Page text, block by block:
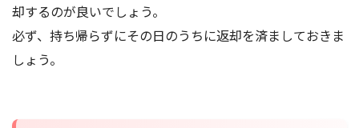
却するのが良いでしょう。
必ず、持ち帰らずにその日のうちに返却を済ましておきま
しょう。